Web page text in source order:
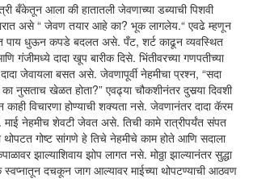
बँकेतून आला की हातातली जेवणाच्या डब्याची पिशवी
असे “ जेवण तयार आहे का? भूक लागलेय.“ एवढे म्हणून
पाय धुऊन कपडे बदलत असे. पँट, शर्ट काढून व्यवस्थित
गंजीमध्ये दादा खूप बारीक दिसे. भिंतीवरच्या गणपतीच्या
जेवायला बसत असे. जेवणापूर्वी नेहमीचा प्रश्न, “सदा
नुसताच खेळत होता?” एवढ्या चौकशीनंतर दुसर्‍या दिवशी
काही विचारणा होण्याची शक्यता नसे. जेवणानंतर दादा कॅरम
नेहमीच शेवटी जेवत असे. तिची कामे रात्रीपर्यंत संपत
थोपटत गोष्ट सांगणे हे तिचे नेहमीचे काम होते आणि सदाला
झाल्याशिवाय झोप लागत नसे. मोठ्ठा झाल्यानंतर सुद्धा
दचकून जाग आल्यावर माईच्या थोपटण्याची आठवण